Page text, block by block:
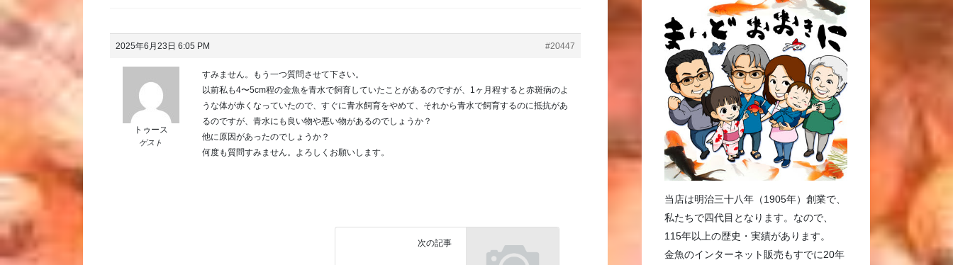
2025年6月23日 6:05 PM #20447
トゥース
ゲスト
すみません。もう一つ質問させて下さい。
以前私も4〜5cm程の金魚を青水で飼育していたことがあるのですが、1ヶ月程すると赤斑病のよ
うな体が赤くなっていたので、すぐに青水飼育をやめて、それから青水で飼育するのに抵抗があ
るのですが、青水にも良い物や悪い物があるのでしょうか？
他に原因があったのでしょうか？
何度も質問すみません。よろしくお願いします。
次の記事
当店は明治三十八年（1905年）創業で、
私たちで四代目となります。なので、
115年以上の歴史・実績があります。
金魚のインターネット販売もすでに20年